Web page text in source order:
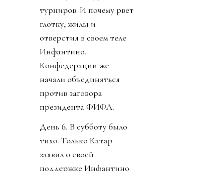
турниров. И почему рвет
глотку, жилы и
отверстия в своем теле
Инфантино.
Конфедерации же
начали объединяться
против заговора
президента ФИФА.
День 6. В субботу было
тихо. Только Катар
заявил о своей
поддержке Инфантино.